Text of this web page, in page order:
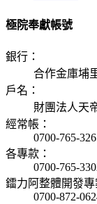
極院奉獻帳號
銀行 ：
合作金庫埔
戶名 ：
財團法人天
經常帳 ：
0700-765-
各專款 ：
0700-765-
鐳力阿整體開發專
0700-872-